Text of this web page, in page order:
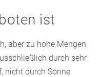
ist
aber zu hohe Mengen
durch sehr
nicht durch Sonne